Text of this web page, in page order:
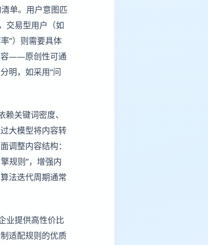
单。用户意图匹
交易型用户（如
”）则需要具体
容——原创性可通
明，如采用“问
关键词密度、
大模型将内容转
调整内容结构：
规则”，增强内
法迭代周期通常
业提供高性价比
适配规则的优质